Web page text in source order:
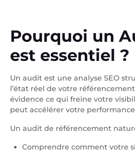
Pourquoi un
est essentiel ?
Un audit est une analyse SEO
l’état réel de votre
évidence ce qui freine votre
peut accélérer votre performance
Un audit de référencement
Comprendre comment votre